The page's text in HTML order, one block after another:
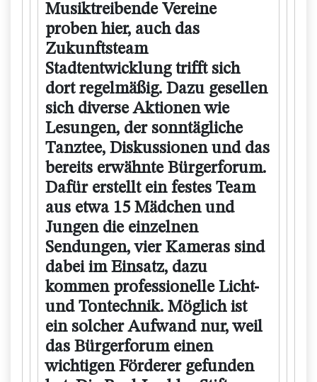
Musiktreibende Vereine
proben hier, auch das
Zukunftsteam
Stadtentwicklung trifft sich
dort regelmäßig. Dazu gesellen
sich diverse Aktionen wie
Lesungen, der sonntägliche
Tanztee, Diskussionen und das
bereits erwähnte Bürgerforum.
Dafür erstellt ein festes Team
aus etwa 15 Mädchen und
Jungen die einzelnen
Sendungen, vier Kameras sind
dabei im Einsatz, dazu
kommen professionelle Licht-
und Tontechnik. Möglich ist
ein solcher Aufwand nur, weil
das Bürgerforum einen
wichtigen Förderer gefunden